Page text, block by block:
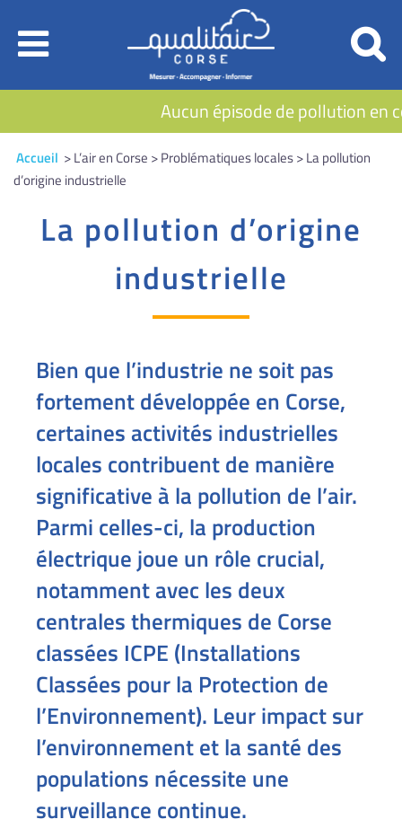
Aucun épisode de pollution en cours
Accueil > L’air en Corse > Problématiques locales > La pollution
d’origine industrielle
La pollution d’origine
industrielle
Bien que l’industrie ne soit pas
fortement développée en Corse,
certaines activités industrielles
locales contribuent de manière
significative à la pollution de l’air.
Parmi celles-ci, la production
électrique joue un rôle crucial,
notamment avec les deux
centrales thermiques de Corse
classées ICPE (Installations
Classées pour la Protection de
l’Environnement). Leur impact sur
l’environnement et la santé des
populations nécessite une
surveillance continue.